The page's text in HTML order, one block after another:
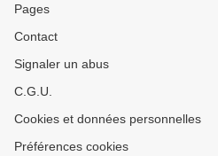
Pages
Contact
Signaler un abus
C.G.U.
Cookies et données personnelles
Préférences cookies